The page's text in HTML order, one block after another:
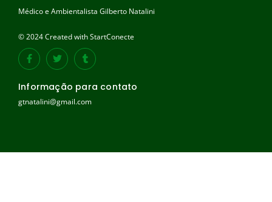
Médico e Ambientalista Gilberto Natalini
© 2024 Created with StartConecte
Informação para contato
gtnatalini@gmail.com